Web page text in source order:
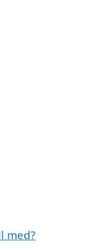
med?